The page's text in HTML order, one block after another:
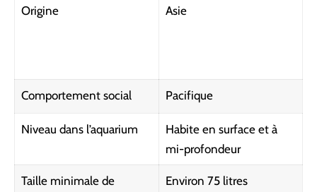
Origine Asie
Comportement social Pacifique
Niveau dans l’aquarium
Habite en surface et à
mi-profondeur
Taille minimale de
Environ 75 litres